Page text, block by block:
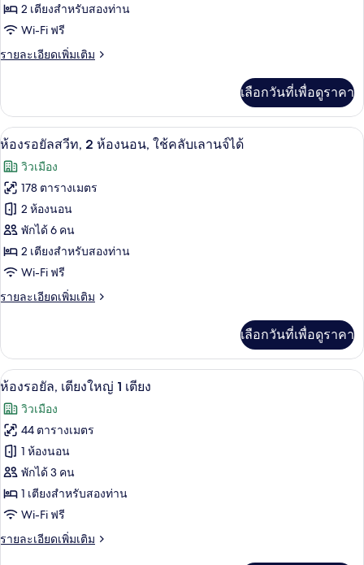
คลับ
สวีท,
2
นอน,
ใช้
คลับ
เลา
นจ์
ได้,
ห้อง
มุม
2 เตียงสำหรับสองท่าน
Wi-Fi ฟรี
รายละเอียดเพิ่มเติม
ราย
เกี่ยว
กับ
ห้อง
สวี
ท,
ห้อง
นอน,
ใช้
คลับ
เลา
ได้,
เลือกวันที่เพื่อดูราคา
เปิด
ภาพถ่าย
ทั้งหมด
ของ
ห้อง
รอยัล
สวีท,
2
นอน,
ใช้
คลับ
เลา
นจ์
ได้
ห้องรอยัลสวีท, 2 ห้องนอน, ใช้คลับเล
9
ห้องรอยัลสวีท, 2 ห้องนอน, ใช้คลับเลานจ์ได้
วิวเมือง
178 ตารางเมตร
2 ห้องนอน
พักได้ 6 คน
2 เตียงสำหรับสองท่าน
Wi-Fi ฟรี
รายละเอียดเพิ่มเติม
ราย
เกี่ยว
กับ
ห้อง
สวี
ท,
ห้อง
นอน,
ใช้
คลับ
เลา
ได้
เลือกวันที่เพื่อดูราคา
เปิด
ภาพถ่าย
ทั้งหมด
ของ
ห้อง
รอยัล,
เตียง
ใหญ่
เครื่องนอนระดับพรีเมียม, ผ้านวมขนเ
8
ห้องรอยัล, เตียงใหญ่ 1 เตียง
วิวเมือง
44 ตารางเมตร
1 ห้องนอน
พักได้ 3 คน
1 เตียงสำหรับสองท่าน
Wi-Fi ฟรี
รายละเอียดเพิ่มเติม
ราย